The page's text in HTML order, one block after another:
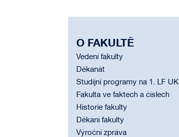
O FAKULTĚ
Vedení fakulty
Děkanát
Studijní programy na 1. LF UK
Fakulta ve faktech a číslech
Historie fakulty
Děkani fakulty
Výroční zpráva